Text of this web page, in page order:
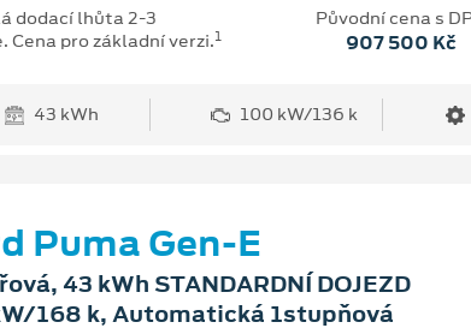
dodací lhůta 2-3
Cena pro základní verzi.1
Původní cena s
907 500 Kč
43 kWh 100 kW/136 k
Puma Gen-E
43 kWh STANDARDNÍ DOJEZD
168 k, Automatická 1stupňová